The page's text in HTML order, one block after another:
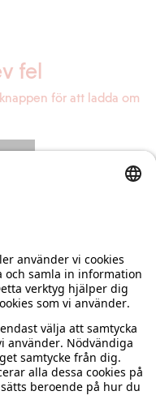
fel
för att ladda om